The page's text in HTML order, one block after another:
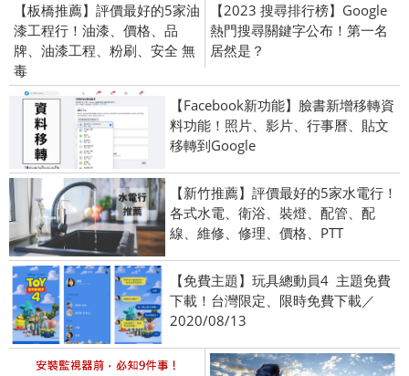
【板橋推薦】評價最好的5家油
漆工程行！油漆、價格、品
牌、油漆工程、粉刷、安全 無
毒
【2023 搜尋排行榜】Google
熱門搜尋關鍵字公布！第一名
居然是？
【Facebook新功能】臉書新增移轉資
料功能！照片、影片、行事曆、貼文
移轉到Google
【新竹推薦】評價最好的5家水電行！
各式水電、衛浴、裝燈、配管、配
線、維修、修理、價格、PTT
【免費主題】玩具總動員4 主題免費
下載！台灣限定、限時免費下載／
2020/08/13